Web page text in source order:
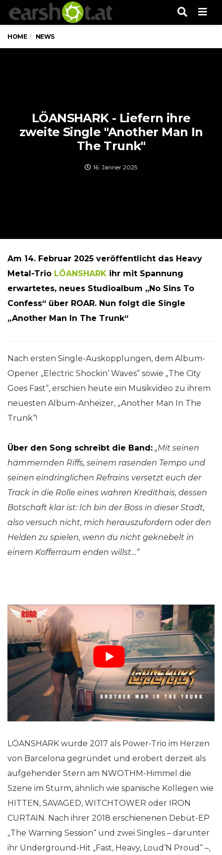
HOME NEWS
LÖANSHARK - Liefern ihre
zweite Single "Another Man In
The Trunk"
16. Jänner 2025
Am 14. Februar 2025 veröffentlicht das Heavy
Metal-Trio LÖANSHARK ihr mit Spannung
erwartetes, neues Studioalbum „No Sins To
Confess“ über ROAR. Nun folgt die Single
„Another Man In The Trunk“
Nach ersten Single-Auskopplungen, dem Album-
Opener „Electric Shockin‘ Waves“ sowie „The City
Goes Fast“, erschien heute ein Musikvideo zu ihrem
neuesten Album-Anheizer, „Another Man In The
Trunk“!
Über den Song schreibt die Band: „Mit seinen
hämmernden Riffs, seinem rasenden Tempo und
seinen eindringlichen Refrains versetzt euch der
Track in die Rolle eines wahren Kredithais, dessen
Botschaft klar ist: Ich bin der Boss in dieser Stadt,
also versuch nicht, mich herauszufordern oder den
Helden zu spielen, wenn du nicht geknebelt in
einem Kofferraum enden willst…“
LÖANSHARK wurde 2017 als Power-Trio im Herzen
von Barcelona gegründet und erobert derzeit als
aufgehender Stern am NWOTHM-Himmel die
Szene im Sturm, ähnlich wie spanische Kollegen wie
HITTEN, SAVAGED, WITCHTOWER oder IRON
CURTAIN. Nach ihrer 2018 erschienenen Debüt-EP
„The Warning Session“ und zwei Singles – darunter
ihr Underground-Hit „Fast, Heavy, Loud’N Proud“ –,